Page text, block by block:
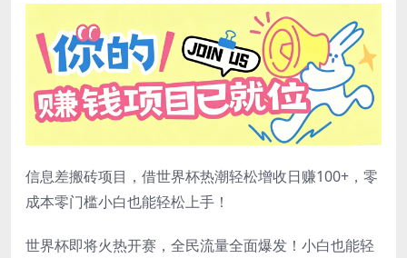
信息差搬砖项目，借世界杯热潮轻松增收日赚100+，零
成本零门槛小白也能轻松上手！
世界杯即将火热开赛，全民流量全面爆发！小白也能轻